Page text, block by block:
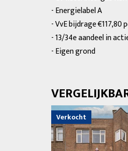
- Energielabel A
- VvE bijdrage €117,80
- 13/34e aandeel in
- Eigen grond
Verkocht